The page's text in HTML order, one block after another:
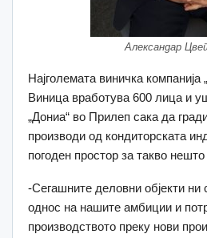
Александар
Најголемата виничка компанија
Виница вработува 600 лица и
„Дониа“ во Прилеп сака да
производи од кондиторската
погоден простор за такво
-Сегашните деловни објекти ни
однос на нашите амбиции и
производството преку нови